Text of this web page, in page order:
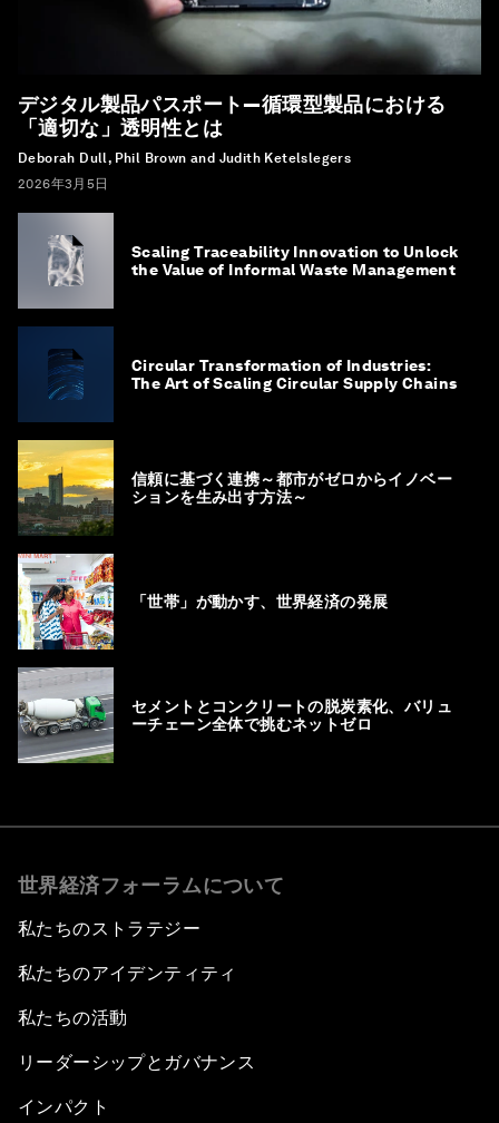
デジタル製品パスポート―循環型製品における
「適切な」透明性とは
Deborah Dull, Phil Brown and Judith Ketelslegers
2026年3月5日
Scaling Traceability Innovation to Unlock
the Value of Informal Waste Management
Circular Transformation of Industries:
The Art of Scaling Circular Supply Chains
信頼に基づく連携～都市がゼロからイノベー
ションを生み出す方法～
「世帯」が動かす、世界経済の発展
セメントとコンクリートの脱炭素化、バリュ
ーチェーン全体で挑むネットゼロ
世界経済フォーラムについて
私たちのストラテジー
私たちのアイデンティティ
私たちの活動
リーダーシップとガバナンス
インパクト